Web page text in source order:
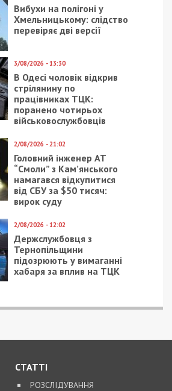
Вибухи на полігоні у
Хмельницькому: слідство
перевіряє дві версії
3/08/2026 - 13:30
В Одесі чоловік відкрив
стрілянину по
працівниках ТЦК:
поранено чотирьох
військовослужбовців
2/08/2026 - 21:02
Головний інженер АТ
“Смоли” з Кам’янського
намагався відкупитися
від СБУ за $50 тисяч:
вирок суду
2/08/2026 - 12:02
Держслужбовця з
Тернопільщини
підозрюють у вимаганні
хабаря за вплив на ТЦК
СТАТТІ
РОЗСЛІДУВАННЯ